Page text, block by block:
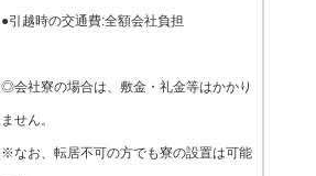
●引越時の交通費:全額会社負担
◎会社寮の場合は、敷金・礼金等はかかり
ません。
※なお、転居不可の方でも寮の設置は可能